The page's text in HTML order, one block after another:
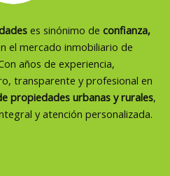
es sinónimo de confianza,
el mercado inmobiliario de
años de experiencia,
transparente y profesional en
propiedades urbanas y rurales,
y atención personalizada.